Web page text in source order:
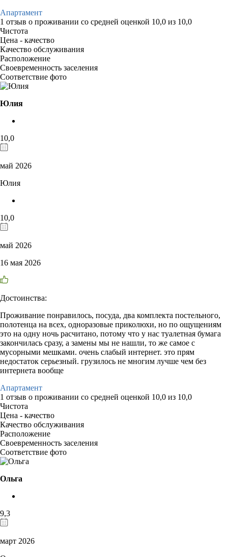
Апартамент
1 отзыв о проживании со средней оценкой 10,0 из 10,0
Чистота
Цена - качество
Качество обслуживания
Расположение
Своевременность заселения
Соответствие фото
Юлия
10,0
май 2026
Юлия
10,0
май 2026
16 мая 2026
Достоинства:
Проживание понравилось, посуда, два комплекта постельного,
полотенца на всех, одноразовые приколюхи, но по ощущениям
это на одну ночь расчитано, потому что у нас туалетная бумага
закончилась сразу, а замены мы не нашли, то же самое с
мусорными мешками. очень слабый интернет. это прям
недостаток серьезный. грузилось не многим лучше чем без
интернета вообще
Апартамент
1 отзыв о проживании со средней оценкой 10,0 из 10,0
Чистота
Цена - качество
Качество обслуживания
Расположение
Своевременность заселения
Соответствие фото
Ольга
9,3
март 2026